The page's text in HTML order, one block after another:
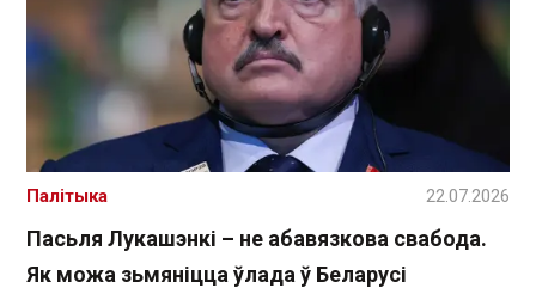
Пасьля Лукашэнкі – не абавязкова свабода.
Як можа зьмяніцца ўлада ў Беларусі
Палітыка 22.07.2026